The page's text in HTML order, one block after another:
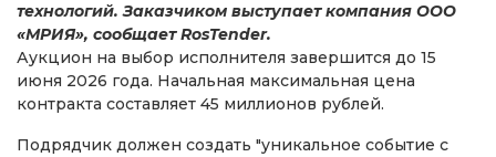
технологий. Заказчиком выступает компания ООО
«МРИЯ», сообщает RosTender.
Аукцион на выбор исполнителя завершится до 15
июня 2026 года. Начальная максимальная цена
контракта составляет 45 миллионов рублей.
Подрядчик должен создать "уникальное событие с